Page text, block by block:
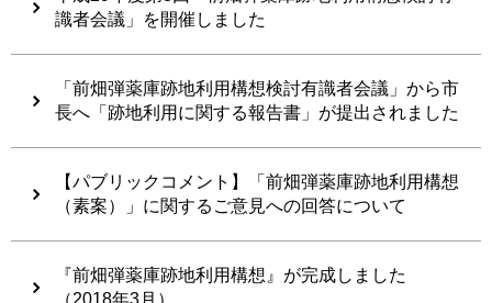
識者会議」を開催しました
「前畑弾薬庫跡地利用構想検討有識者会議」から市
長へ「跡地利用に関する報告書」が提出されました
【パブリックコメント】「前畑弾薬庫跡地利用構想
（素案）」に関するご意見への回答について
『前畑弾薬庫跡地利用構想』が完成しました
（2018年3月）